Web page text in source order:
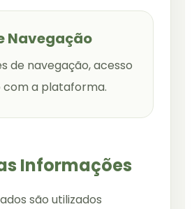
Navegação
de navegação, acesso
com a plataforma.
Informações
são utilizados